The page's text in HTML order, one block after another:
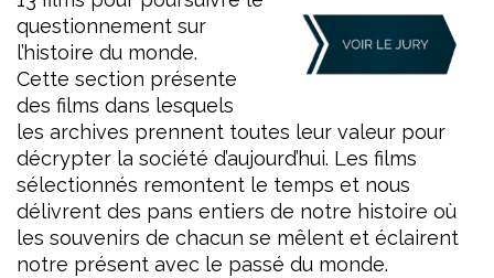
questionnement sur
l’histoire du monde.
Cette section présente
des films dans lesquels
les archives prennent toutes leur valeur pour
décrypter la société d’aujourd’hui. Les films
sélectionnés remontent le temps et nous
délivrent des pans entiers de notre histoire où
les souvenirs de chacun se mêlent et éclairent
notre présent avec le passé du monde.